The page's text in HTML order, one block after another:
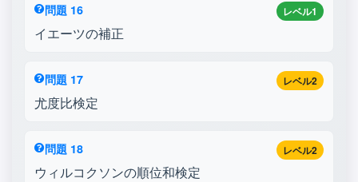
レベル1
問題 16
イエーツの補正
レベル2
問題 17
尤度比検定
レベル2
問題 18
ウィルコクソンの順位和検定